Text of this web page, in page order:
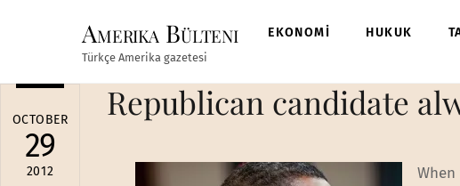
Amerika Bülteni
Türkçe Amerika gazetesi
EKONOMİ HUKUK
OCTOBER
29
2012
Republican candidate